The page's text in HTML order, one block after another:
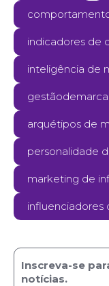
indicadores de
inteligência de
gestãodemarca
arquétipos de
personalidade
marketing de
influenciadores
Inscreva-se
notícias.